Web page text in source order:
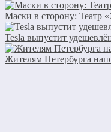
Маски в сторону: Театр
Tesla выпустит
Жителям Петербурга